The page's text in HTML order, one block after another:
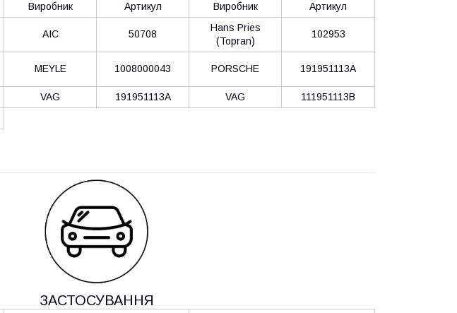
Виробник Артикул Виробник Артикул
AIC 50708
Hans Pries
(Topran)
102953
MEYLE 1008000043 PORSCHE 191951113A
VAG 191951113A VAG
111951113B
ЗАСТОСУВАННЯ